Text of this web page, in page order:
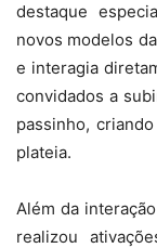
destaque
novos modelos
e interagia
convidados a
passinho,
plateia.
Além da
realizou